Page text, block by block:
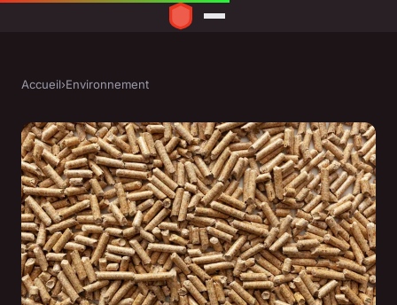
Accueil›Environnement